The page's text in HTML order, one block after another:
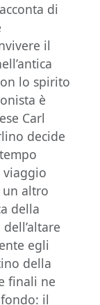
di
il
lo spirito
è
Carl
decide
viaggio
un altro
della
egli
della
finali ne
il